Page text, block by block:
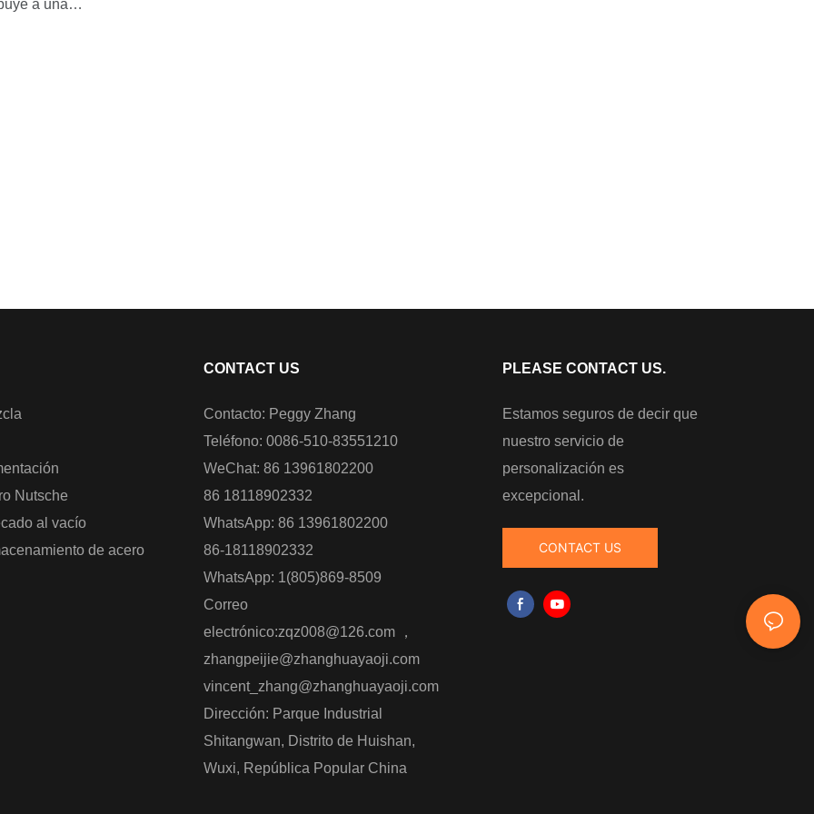
a una
Nutsche
al vacío
de acero
CONTACT US
Contacto: Peggy Zhang
Teléfono: 0086-510-83551210
WeChat: 86 13961802200
86 18118902332
WhatsApp: 86 13961802200
86-18118902332
WhatsApp: 1(805)869-8509
Correo
electrónico:zqz008@126.com ，
zhangpeijie@zhanghuayaoji.com
vincent_zhang@zhanghuayaoji.com
Dirección: Parque Industrial
Shitangwan, Distrito de Huishan,
Wuxi, República Popular China
PLEASE CONTACT US.
Estamos seguros de decir que
nuestro servicio de
personalización es
excepcional.
CONTACT US